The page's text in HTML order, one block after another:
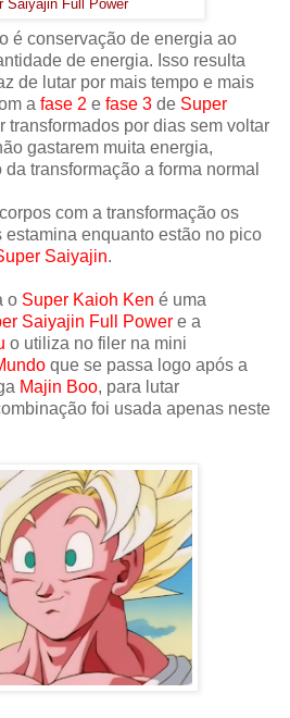
Saiyajin Full Power
é conservação de energia ao
de energia. Isso resulta
de lutar por mais tempo e mais
a fase 2 e fase 3 de Super
transformados por dias sem voltar
gastarem muita energia,
transformação a forma normal
com a transformação os
estamina enquanto estão no pico
Saiyajin.
o Super Kaioh Ken é uma
Saiyajin Full Power e a
o utiliza no filer na mini
que se passa logo após a
Majin Boo, para lutar
foi usada apenas neste